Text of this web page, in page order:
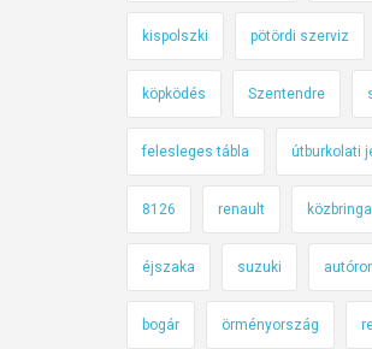
kispolszki pötördi szerviz
köpködés Szentendre
felesleges tábla útburkolati
8126 renault közbringa
éjszaka suzuki
bogár örményország